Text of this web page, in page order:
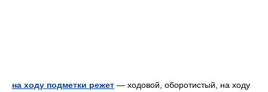
на ходу подметки режет — ходовой, оборотистый, на ходу